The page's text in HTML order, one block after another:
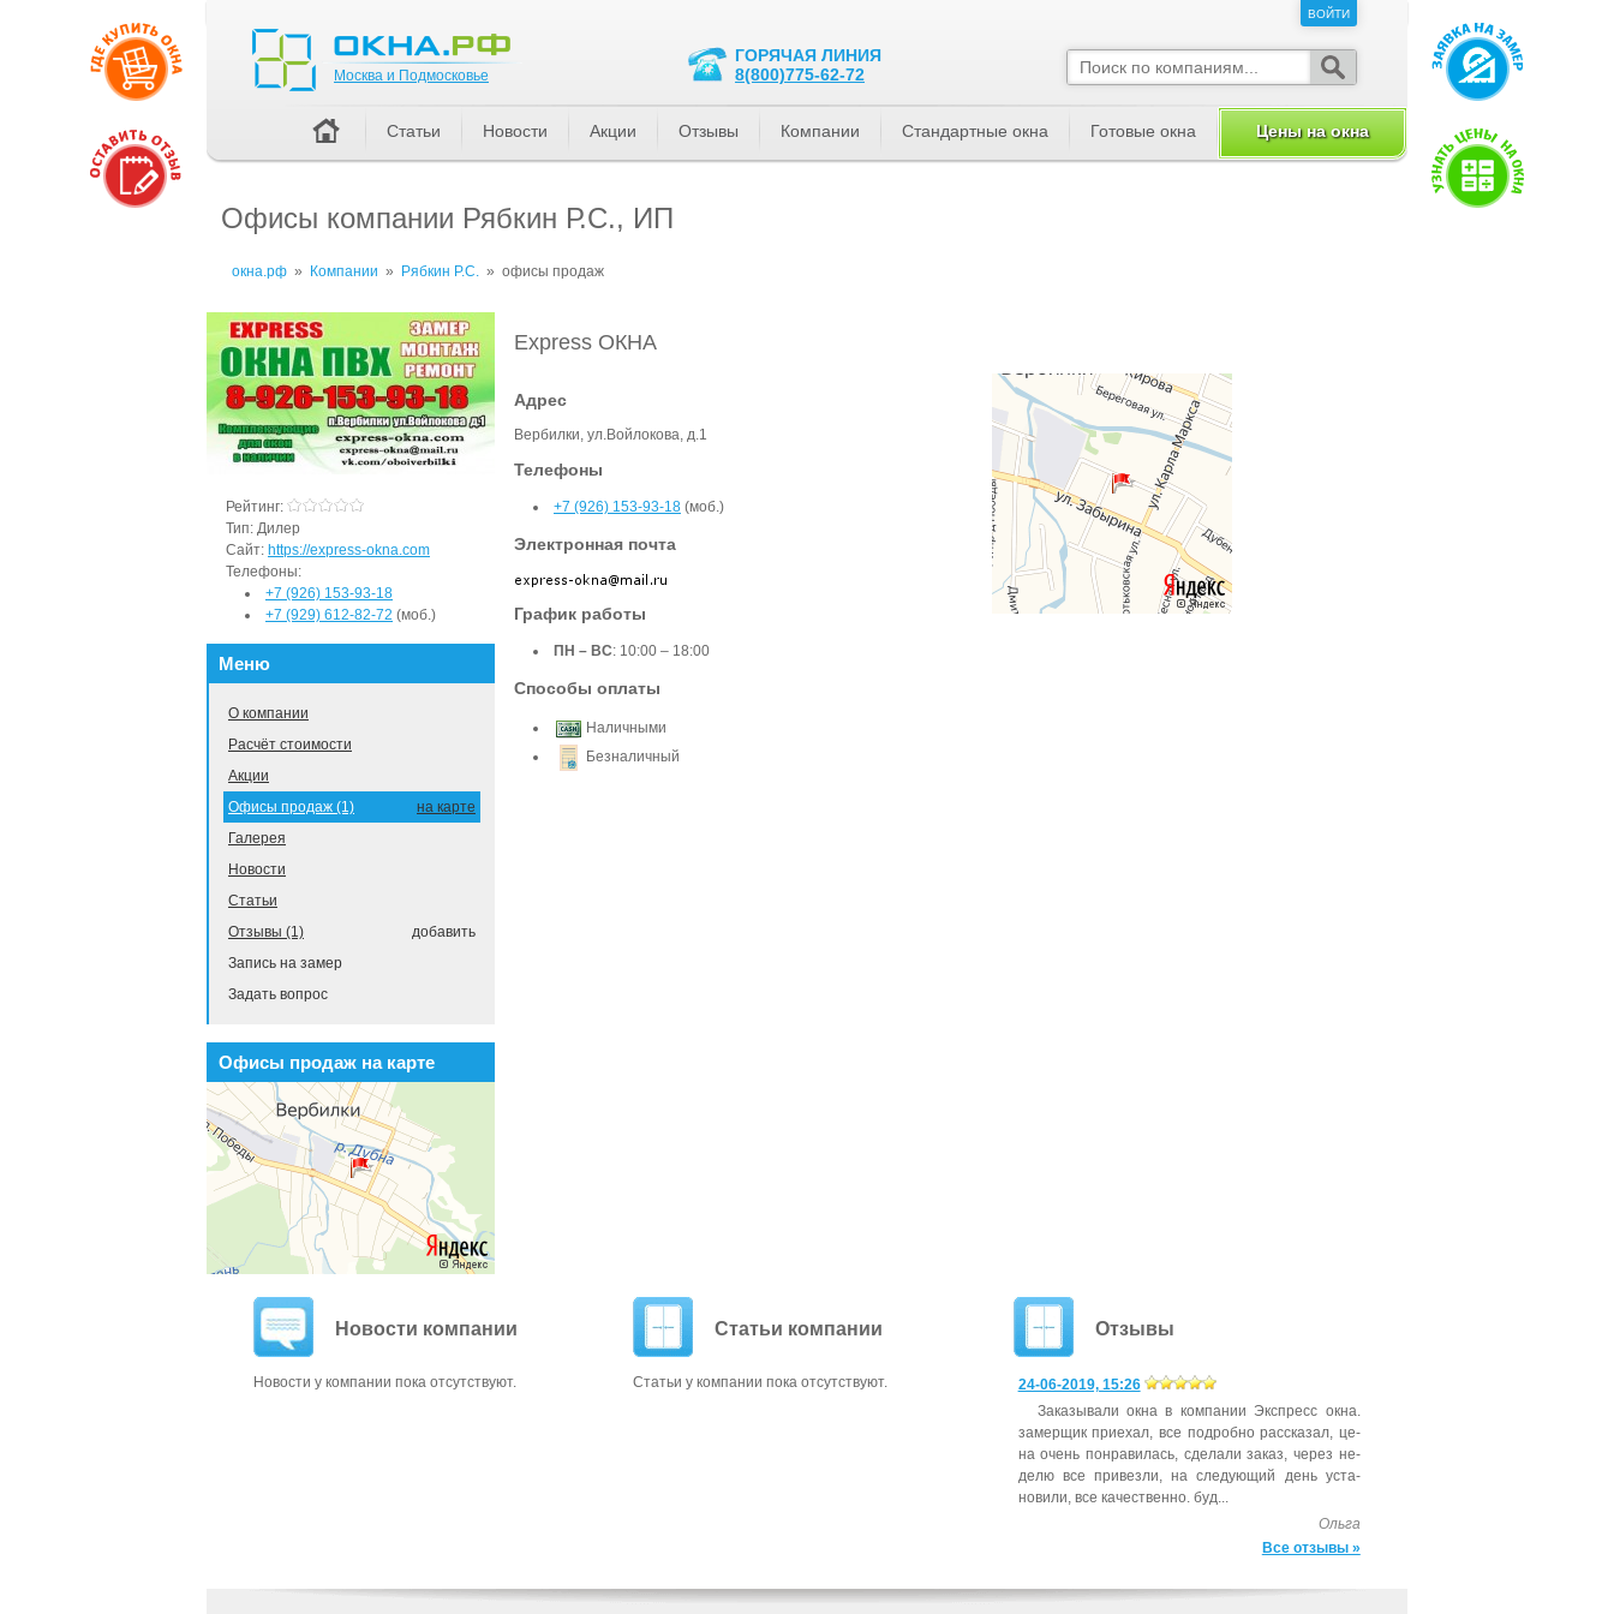
Офисы компании Рябкин Р.С., ИП
окна.рф » Компании » Рябкин Р.С. » офисы продаж
Express ОКНА
Адрес
Вербилки, ул.Войлокова, д.1
Телефоны
+7 (926) 153-93-18 (моб.)
Электронная почта
График работы
ПН – ВС: 10:00 – 18:00
Способы оплаты
Наличными
Безналичный
Рейтинг:
Тип: Дилер
Сайт: https://express-okna.com
Телефоны:
+7 (926) 153-93-18
+7 (929) 612-82-72 (моб.)
Меню
О компании
Расчёт стоимости
Акции
на карте
Офисы продаж (1)
Галерея
Новости
Статьи
добавить
Отзывы (1)
Запись на замер
Задать вопрос
Офисы продаж на карте
Новости компании
Новости у компании пока отсутствуют.
Статьи компании
Статьи у компании пока отсутствуют.
Отзывы
24-06-2019, 15:26
За­казы­вали ок­на в ком­па­нии Экс­пресс ок­на.
за­мер­щик при­ехал, все под­робно расс­ка­зал, це­
на очень пон­ра­вилась, сде­лали за­каз, че­рез не­
делю все при­вез­ли, на сле­ду­ющий день ус­та­
нови­ли, все ка­чест­вен­но. буд...
Ольга
Все отзывы »
ВОЙТИ
Москва и Подмосковье
ГОРЯЧАЯ ЛИНИЯ
8(800)775-62-72
Статьи Новости Акции Отзывы Компании Стандартные окна Готовые окна Цены на окна
ВОЙТИ